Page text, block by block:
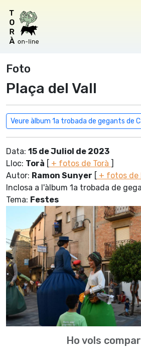
Foto
Plaça del Vall
Veure àlbum 1a trobada de gegants de
Data: 15 de Juliol de 2023
Lloc: Torà [ + fotos de Torà ]
Autor: Ramon Sunyer [ + fotos de
Inclosa a l'àlbum 1a trobada de
Tema: Festes
Ho vols